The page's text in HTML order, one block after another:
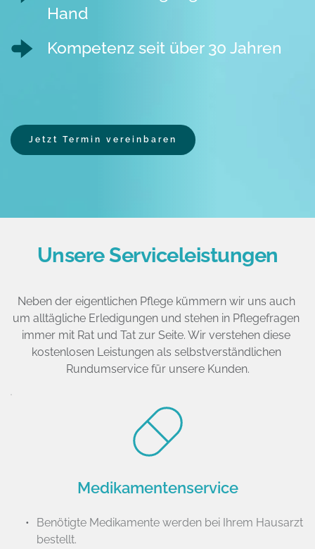
Hand
Kompetenz seit über 30 Jahren
Jetzt Termin vereinbaren
Unsere Serviceleistungen
Neben der eigentlichen Pflege kümmern wir uns auch
um alltägliche Erledigungen und stehen in Pflegefragen
immer mit Rat und Tat zur Seite. Wir verstehen diese
kostenlosen Leistungen als selbstverständlichen
Rundumservice für unsere Kunden.
Medikamentenservice
Benötigte Medikamente werden bei Ihrem Hausarzt
bestellt.